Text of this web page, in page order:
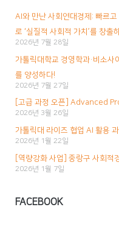
AI와 만난 사회연대경제: 빠르고
로 ‘실질적 사회적 가치’를 창출
2026년 7월 28일
가톨릭대학교 경영학과·비소사
를 양성하다!
2026년 7월 27일
[고급 과정 오픈] Advanced
2026년 3월 26일
가톨릭대 라이즈 협업 AI 활용
2026년 1월 22일
[역량강화 사업] 중랑구 사회적
2026년 1월 7일
FACEBOOK